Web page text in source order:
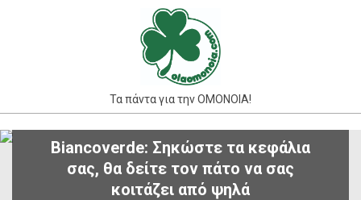
Τα πάντα για την ΟΜΟΝΟΙΑ!
Primary
Biancoverde: Σηκώστε τα κεφάλια
σας, θα δείτε τον πάτο να σας
κοιτάζει από ψηλά